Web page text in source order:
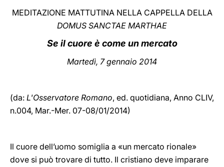
中文
LATINE
MEDITAZIONE MATTUTINA NELLA CAPPELLA DELLA
DOMUS SANCTAE MARTHAE
Se il cuore è come un mercato
Martedì, 7 gennaio 2014
(da: L'Osservatore Romano, ed. quotidiana, Anno CLIV,
n.004, Mar.-Mer. 07-08/01/2014)
Il cuore dell’uomo somiglia a «un mercato rionale»
dove si può trovare di tutto. Il cristiano deve imparare